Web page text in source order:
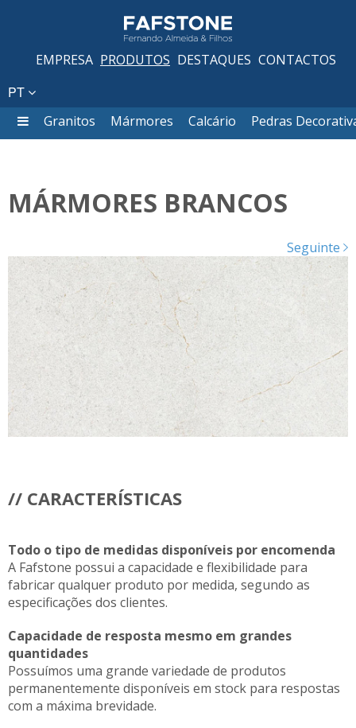
EMPRESA PRODUTOS DESTAQUES CONTACTOS
PT
Granitos Mármores Calcário Pedras
MÁRMORES BRANCOS
Seguinte
// CARACTERÍSTICAS
Todo o tipo de medidas disponíveis por encomenda
A Fafstone possui a capacidade e flexibilidade para
fabricar qualquer produto por medida, segundo as
especificações dos clientes.
Capacidade de resposta mesmo em grandes
quantidades
Possuímos uma grande variedade de produtos
permanentemente disponíveis em stock para respostas
com a máxima brevidade.